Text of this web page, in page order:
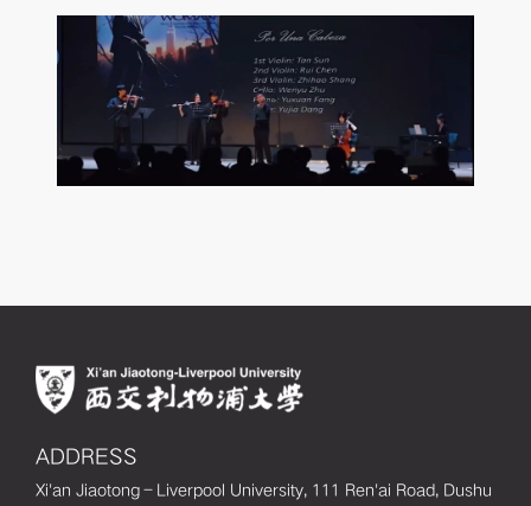
ADDRESS
Xi'an Jiaotong–Liverpool University, 111 Ren'ai Road, Dushu